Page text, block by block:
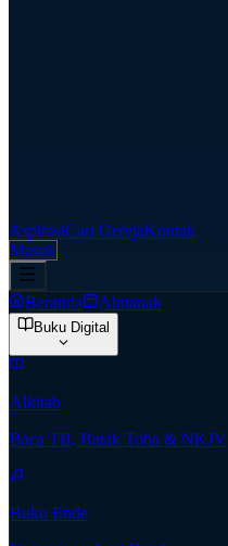
AspirasiCari GerejaKontak
Masuk
Beranda Almanak
Buku Digital
Alkitab
Baca TB, Batak Toba & NKJV
Buku Ende